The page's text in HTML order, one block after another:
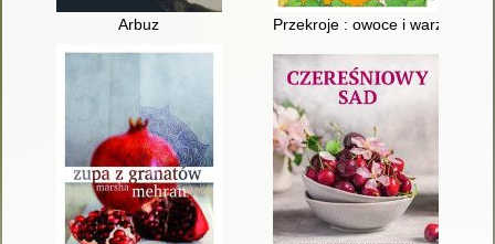
Arbuz Przekroje : owoce i warzywa